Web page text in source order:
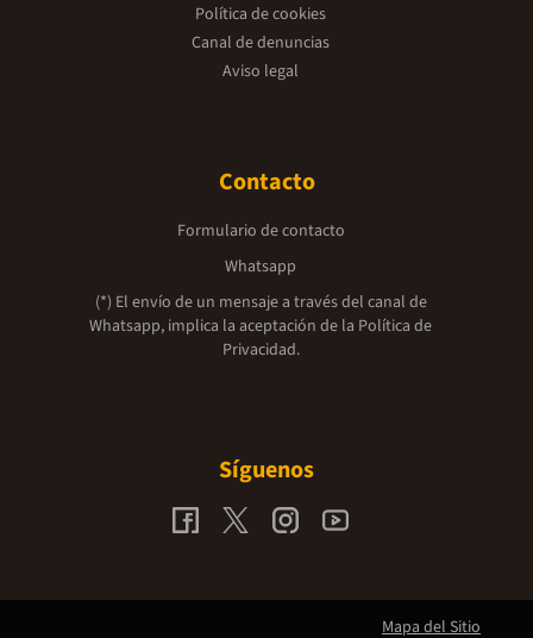
Política de cookies
Canal de denuncias
Aviso legal
Contacto
Formulario de contacto
Whatsapp
(*) El envío de un mensaje a través del canal de
Whatsapp, implica la aceptación de la Política de
Privacidad.
Síguenos
Mapa del Sitio